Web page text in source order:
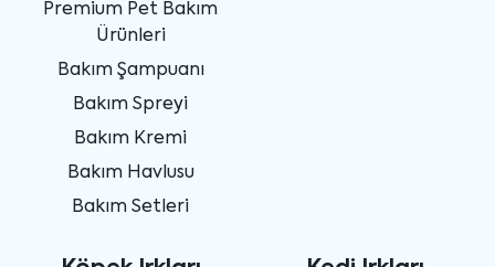
Premium Pet Bakım
Ürünleri
Bakım Şampuanı
Bakım Spreyi
Bakım Kremi
Bakım Havlusu
Bakım Setleri